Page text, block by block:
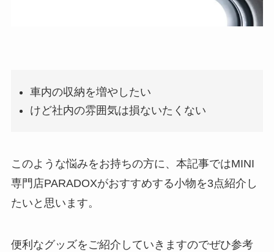
車内の収納を増やしたい
けど社内の雰囲気は損ないたくない
このような悩みをお持ちの方に、本記事ではMINI
専門店PARADOXがおすすめする小物を3点紹介し
たいと思います。
便利なグッズをご紹介していきますのでぜひ参考